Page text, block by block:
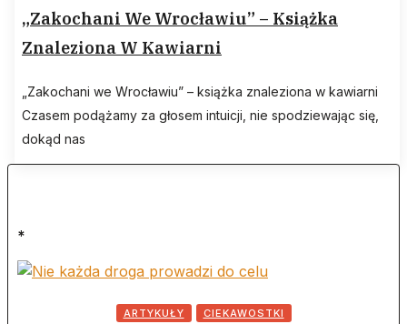
„Zakochani We Wrocławiu” – Książka
Znaleziona W Kawiarni
„Zakochani we Wrocławiu” – książka znaleziona w kawiarni
Czasem podążamy za głosem intuicji, nie spodziewając się,
dokąd nas
*
ARTYKUŁY CIEKAWOSTKI